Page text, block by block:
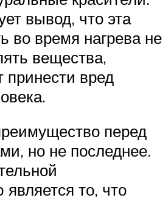
вывод, что эта
во время нагрева не
вещества,
принести вред
перед
но не последнее.
то, что